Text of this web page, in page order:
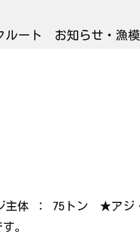
ルート お知らせ・漁
体 ： 75トン ★アジ
。